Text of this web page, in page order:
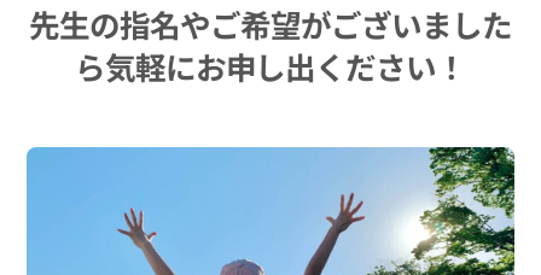
先生の指名やご希望がございました
ら気軽にお申し出ください！